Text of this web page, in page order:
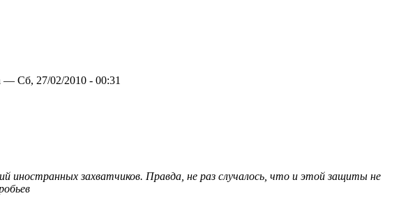
— Сб, 27/02/2010 - 00:31
захватчиков. Правда, не раз случалось, что и этой защиты не